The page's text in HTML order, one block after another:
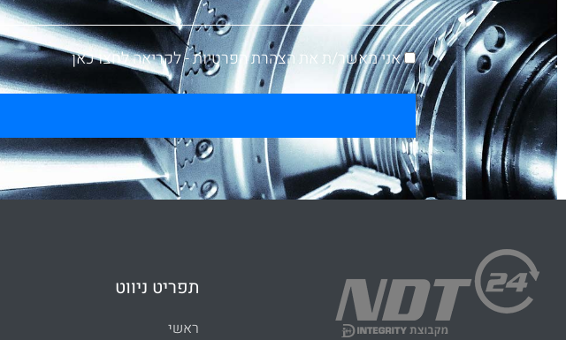
אני מאשר/ת את הצהרת הפרטיות -לקריאה לחצו כאן
תפריט ניווט
ראשי